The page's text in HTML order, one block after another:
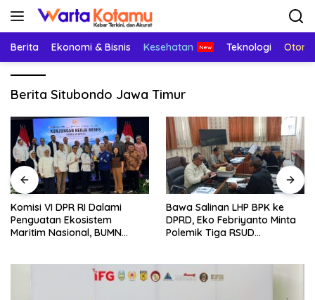
Langsung
Berita Ekonomi & Bisnis Kesehatan Teknologi
Berita Situbondo Jawa Timur
Komisi VI DPR RI Dalami
Penguatan Ekosistem
Maritim Nasional, BUMN
Bawa Salinan LHP BPK ke
DPRD, Eko Febriyanto Minta
Polemik Tiga RSUD